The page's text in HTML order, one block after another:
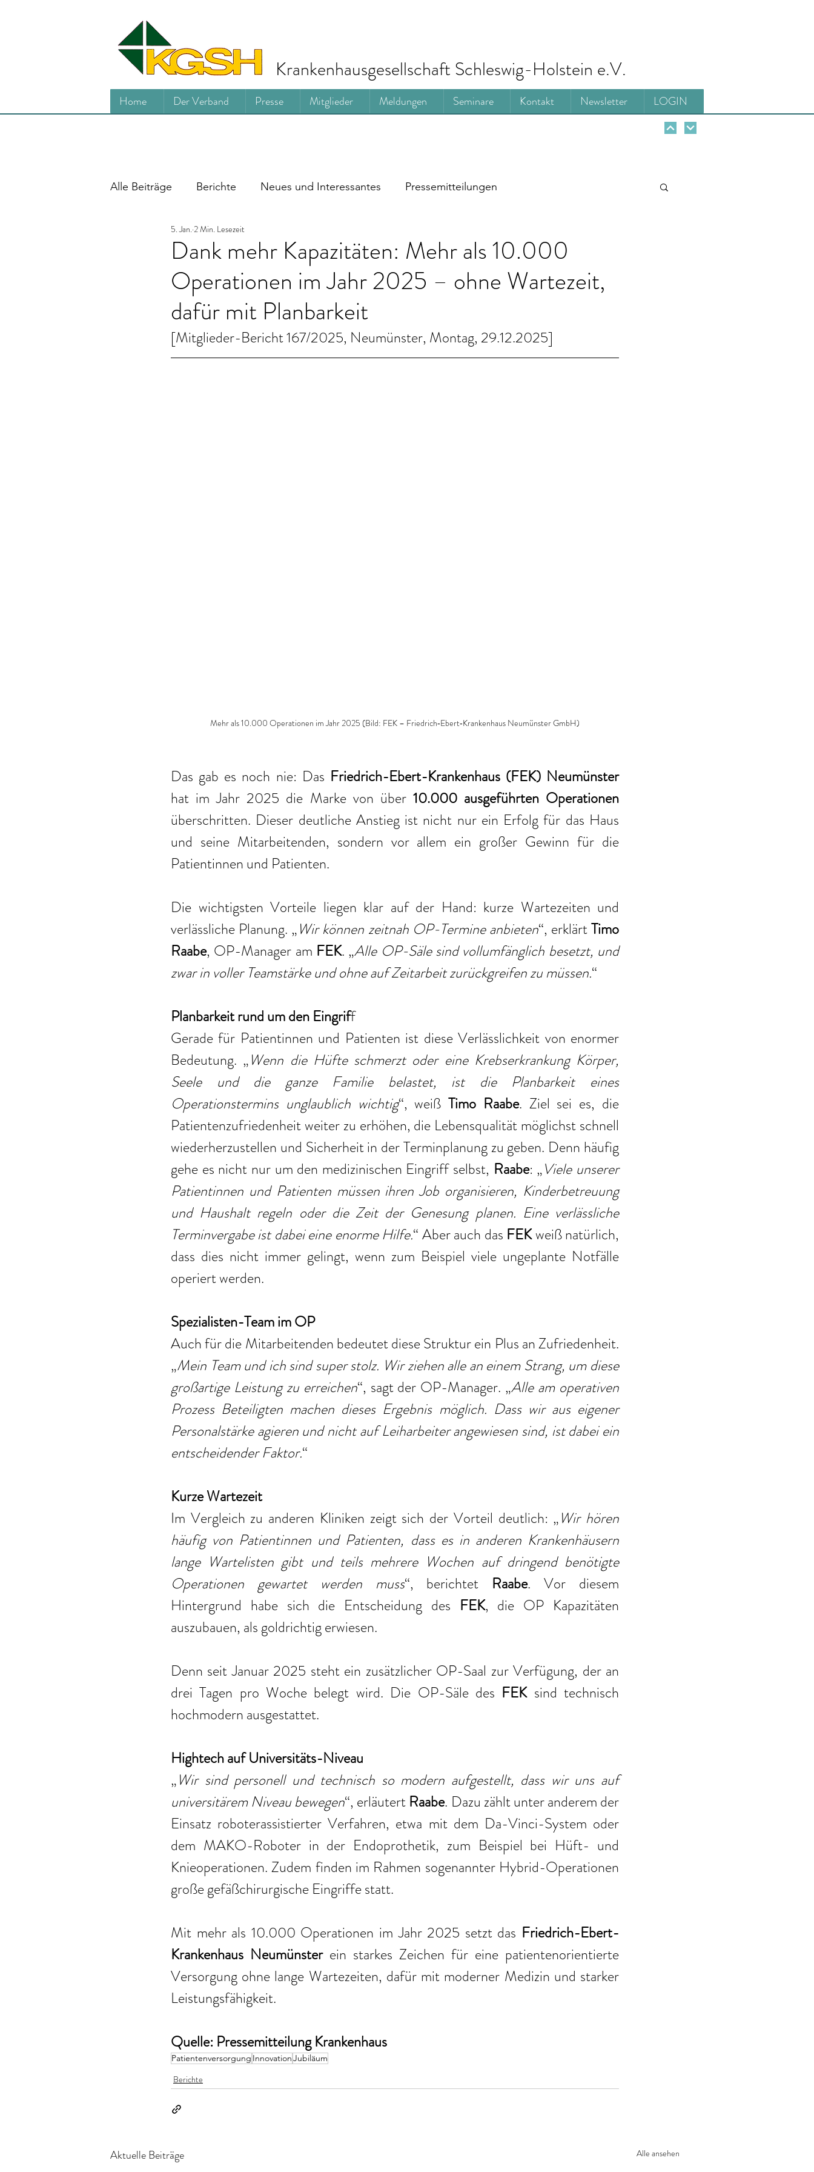
Home Der Verband Presse Mitglieder Meldungen Seminare Kontakt Newsletter LOGIN
Krankenhausgesellschaft Schleswig-Holstein e.V.
Alle Beiträge Berichte Neues und Interessantes Pressemitteilungen
Dank mehr Kapazitäten: Mehr als 10.000
Operationen im Jahr 2025 – ohne Wartezeit,
dafür mit Planbarkeit
5. Jan. 2 Min. Lesezeit
[Mitglieder-Bericht 167/2025, Neumünster, Montag, 29.12.2025]
Mehr als 10.000 Operationen im Jahr 2025 (Bild: FEK – Friedrich‑Ebert‑Krankenhaus Neumünster GmbH)
Das gab es noch nie: Das
Friedrich-Ebert-Krankenhaus (FEK) Neumünster
hat im Jahr 2025 die Marke von über 10.000 ausgeführten Operationen
überschritten. Dieser deutliche Anstieg ist nicht nur ein Erfolg für das Haus
und seine Mitarbeitenden, sondern vor allem ein großer Gewinn für die
Patientinnen und Patienten.
Die wichtigsten Vorteile liegen klar auf der Hand: kurze Wartezeiten und
verlässliche Planung. „Wir können zeitnah OP-Termine anbieten“, erklärt Timo
Raabe, OP-Manager am FEK. „Alle OP-Säle sind vollumfänglich besetzt, und
zwar in voller Teamstärke und ohne auf Zeitarbeit zurückgreifen zu müssen.“
Planbarkeit rund um den Eingriff
Gerade für Patientinnen und Patienten ist diese Verlässlichkeit von enormer
Bedeutung. „Wenn die Hüfte schmerzt oder eine Krebserkrankung Körper,
Seele und die ganze Familie belastet, ist die Planbarkeit eines
Operationstermins unglaublich wichtig“, weiß Timo Raabe. Ziel sei es, die
Patientenzufriedenheit weiter zu erhöhen, die Lebensqualität möglichst schnell
wiederherzustellen und Sicherheit in der Terminplanung zu geben. Denn häufig
gehe es nicht nur um den medizinischen Eingriff selbst, Raabe: „Viele unserer
Patientinnen und Patienten müssen ihren Job organisieren, Kinderbetreuung
und Haushalt regeln oder die Zeit der Genesung planen. Eine verlässliche
Terminvergabe ist dabei eine enorme Hilfe.“ Aber auch das FEK weiß natürlich,
dass dies nicht immer gelingt, wenn zum Beispiel viele ungeplante Notfälle
operiert werden.
Spezialisten-Team im OP
Auch für die Mitarbeitenden bedeutet diese Struktur ein Plus an Zufriedenheit.
„Mein Team und ich sind super stolz. Wir ziehen alle an einem Strang, um diese
großartige Leistung zu erreichen“, sagt der OP-Manager. „Alle am operativen
Prozess Beteiligten machen dieses Ergebnis möglich. Dass wir aus eigener
Personalstärke agieren und nicht auf Leiharbeiter angewiesen sind, ist dabei ein
entscheidender Faktor.“
Kurze Wartezeit
Im Vergleich zu anderen Kliniken zeigt sich der Vorteil deutlich: „Wir hören
häufig von Patientinnen und Patienten, dass es in anderen Krankenhäusern
lange Wartelisten gibt und teils mehrere Wochen auf dringend benötigte
Operationen gewartet werden muss“, berichtet Raabe. Vor diesem
Hintergrund habe sich die Entscheidung des FEK, die OP Kapazitäten
auszubauen, als goldrichtig erwiesen.
Denn seit Januar 2025 steht ein zusätzlicher OP-Saal zur Verfügung, der an
drei Tagen pro Woche belegt wird. Die OP-Säle des FEK sind technisch
hochmodern ausgestattet.
Hightech auf Universitäts-Niveau
„Wir sind personell und technisch so modern aufgestellt, dass wir uns auf
universitärem Niveau bewegen“, erläutert Raabe. Dazu zählt unter anderem der
Einsatz roboterassistierter Verfahren, etwa mit dem Da-Vinci-System oder
dem MAKO-Roboter in der Endoprothetik, zum Beispiel bei Hüft- und
Knieoperationen. Zudem finden im Rahmen sogenannter Hybrid-Operationen
große gefäßchirurgische Eingriffe statt.
Mit mehr als 10.000 Operationen im Jahr 2025 setzt das Friedrich-Ebert-
Krankenhaus Neumünster ein starkes Zeichen für eine patientenorientierte
Versorgung ohne lange Wartezeiten, dafür mit moderner Medizin und starker
Leistungsfähigkeit.
Quelle: Pressemitteilung Krankenhaus
Patientenversorgung InnovationJubiläum
Berichte
Aktuelle Beiträge Alle ansehen